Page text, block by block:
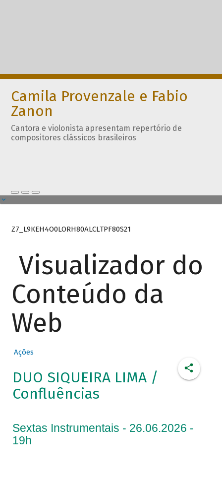
Camila Provenzale e Fabio
Zanon
Cantora e violonista apresentam repertório de
compositores clássicos brasileiros
Z7_L9KEH4O0LORH80ALCLTPF80S21
Visualizador do
Conteúdo da
Web
Ações
DUO SIQUEIRA LIMA /
Confluências
Sextas Instrumentais - 26.06.2026 -
19h